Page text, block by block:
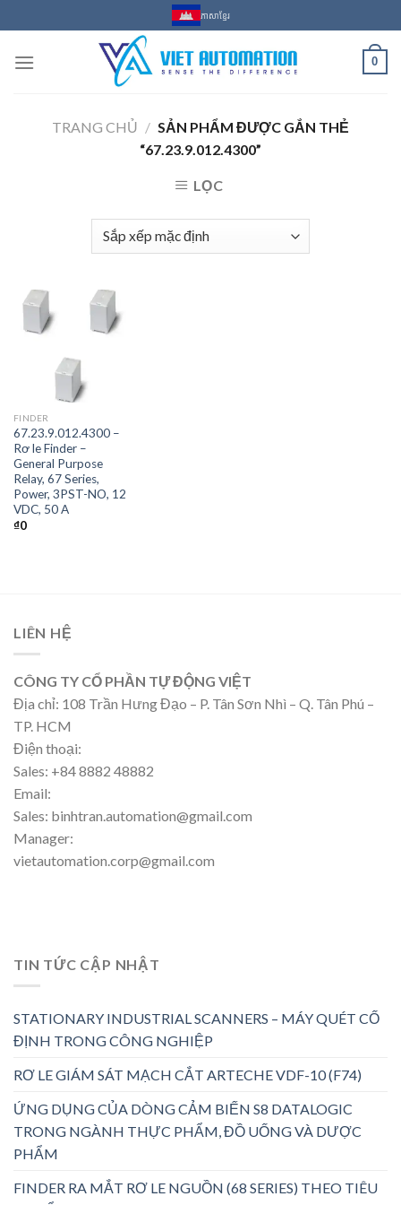
to
content
ភាសាខ្មែរ
0
TRANG CHỦ / SẢN PHẨM ĐƯỢC GẮN THẺ
“67.23.9.012.4300”
LỌC
FINDER
67.23.9.012.4300 –
Rơ le Finder –
General Purpose
Relay, 67 Series,
Power, 3PST-NO, 12
VDC, 50 A
₫0
LIÊN HỆ
CÔNG TY CỔ PHẦN TỰ ĐỘNG VIỆT
Địa chỉ: 108 Trần Hưng Đạo – P. Tân Sơn Nhì – Q. Tân Phú –
TP. HCM
Điện thoại:
Sales: +84 8882 48882
Email:
Sales: binhtran.automation@gmail.com
Manager:
vietautomation.corp@gmail.com
TIN TỨC CẬP NHẬT
STATIONARY INDUSTRIAL SCANNERS – MÁY QUÉT CỐ
ĐỊNH TRONG CÔNG NGHIỆP
RƠ LE GIÁM SÁT MẠCH CẮT ARTECHE VDF-10 (F74)
ỨNG DỤNG CỦA DÒNG CẢM BIẾN S8 DATALOGIC
TRONG NGÀNH THỰC PHẨM, ĐỒ UỐNG VÀ DƯỢC
PHẨM
FINDER RA MẮT RƠ LE NGUỒN (68 SERIES) THEO TIÊU